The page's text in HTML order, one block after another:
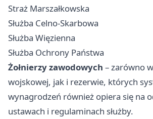
Straż Marszałkowska
Służba Celno-Skarbowa
Służba Więzienna
Służba Ochrony Państwa
Żołnierzy zawodowych – zarówno
wojskowej, jak i rezerwie, których
wynagrodzeń również opiera się na
ustawach i regulaminach służby.